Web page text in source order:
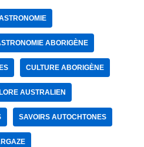
ABORIGÈNE
CULTURE ABORIGÈNE
AUSTRALIEN
SAVOIRS AUTOCHTONES